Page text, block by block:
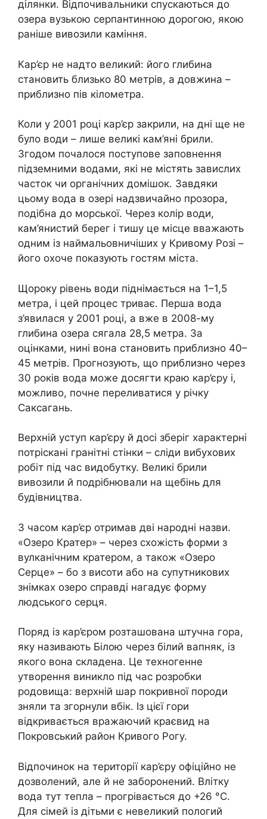
ділянки. Відпочивальники спускаються до
озера вузькою серпантинною дорогою, якою
раніше вивозили каміння.
Кар’єр не надто великий: його глибина
становить близько 80 метрів, а довжина –
приблизно пів кілометра.
Коли у 2001 році кар’єр закрили, на дні ще не
було води – лише великі кам’яні брили.
Згодом почалося поступове заповнення
підземними водами, які не містять завислих
часток чи органічних домішок. Завдяки
цьому вода в озері надзвичайно прозора,
подібна до морської. Через колір води,
кам’янистий берег і тишу це місце вважають
одним із наймальовничіших у Кривому Розі –
його охоче показують гостям міста.
Щороку рівень води піднімається на 1–1,5
метра, і цей процес триває. Перша вода
з’явилася у 2001 році, а вже в 2008-му
глибина озера сягала 28,5 метра. За
оцінками, нині вона становить приблизно 40–
45 метрів. Прогнозують, що приблизно через
30 років вода може досягти краю кар’єру і,
можливо, почне переливатися у річку
Саксагань.
Верхній уступ кар’єру й досі зберіг характерні
потріскані гранітні стінки – сліди вибухових
робіт під час видобутку. Великі брили
вивозили й подрібнювали на щебінь для
будівництва.
З часом кар’єр отримав дві народні назви.
«Озеро Кратер» – через схожість форми з
вулканічним кратером, а також «Озеро
Серце» – бо з висоти або на супутникових
знімках озеро справді нагадує форму
людського серця.
Поряд із кар’єром розташована штучна гора,
яку називають Білою через білий вапняк, із
якого вона складена. Це техногенне
утворення виникло під час розробки
родовища: верхній шар покривної породи
зняли та згорнули вбік. Із цієї гори
відкривається вражаючий краєвид на
Покровський район Кривого Рогу.
Відпочинок на території кар’єру офіційно не
дозволений, але й не заборонений. Влітку
вода тут тепла – прогрівається до +26 °С.
Для сімей із дітьми є невеликий пологий